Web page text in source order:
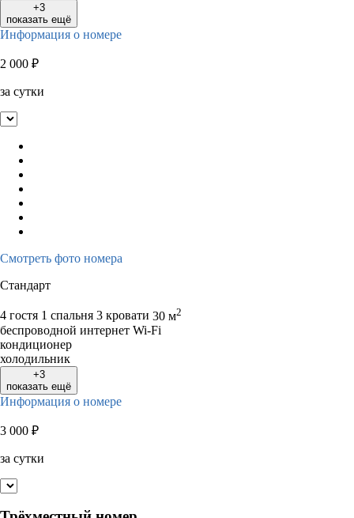
+3
показать ещё
Информация о номере
2 000 ₽
за сутки
Смотреть фото номера
Стандарт
4 гостя 1 спальня 3 кровати 30 м2
беспроводной интернет Wi-Fi
кондиционер
холодильник
+3
показать ещё
Информация о номере
3 000 ₽
за сутки